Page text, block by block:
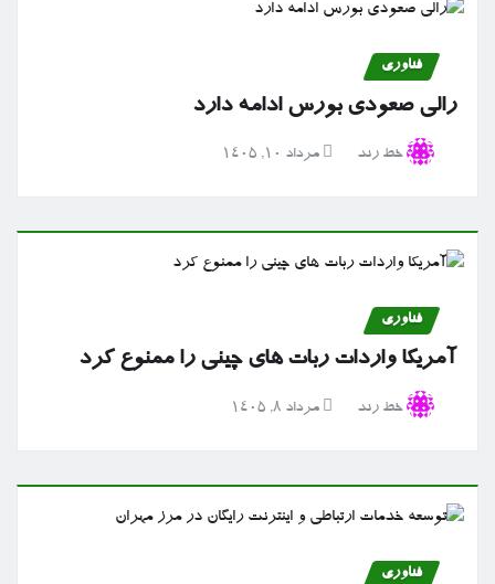
فناوری
رالی صعودی بورس ادامه دارد
خط رند مرداد ۱۰, ۱۴۰۵
فناوری
آمریکا واردات ربات های چینی را ممنوع کرد
خط رند مرداد ۸, ۱۴۰۵
فناوری